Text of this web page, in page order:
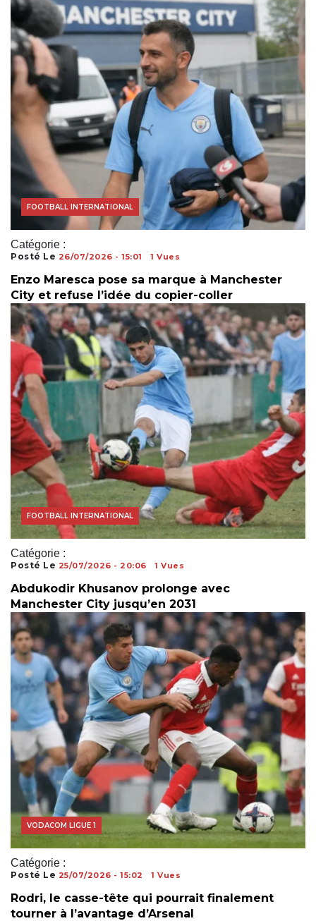
Catégorie :
ACTUALITÉS FOOTBALL
FOOTBALL INTERNATIONAL
Posté Le 26/07/2026 - 15:01 1 Vues
Enzo Maresca pose sa marque à Manchester
City et refuse l’idée du copier-coller
Catégorie :
COUPE DU MONDE
FOOTBALL INTERNATIONAL
Posté Le 25/07/2026 - 20:06 1 Vues
Abdukodir Khusanov prolonge avec
Manchester City jusqu’en 2031
Catégorie :
VODACOM LIGUE 1
Posté Le 25/07/2026 - 15:02 1 Vues
Rodri, le casse-tête qui pourrait finalement
tourner à l’avantage d’Arsenal